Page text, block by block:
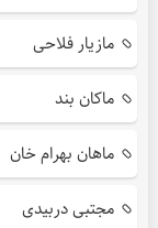
مازیار فلاحی
ماکان بند
ماهان بهرام خان
مجتبی دربیدی